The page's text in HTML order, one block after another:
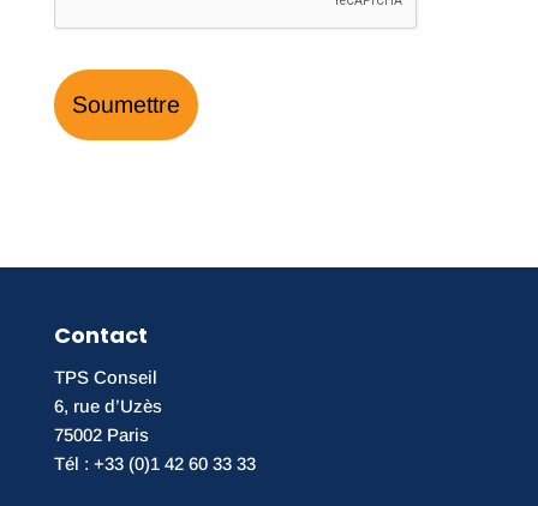
Contact
TPS Conseil
6, rue d’Uzès
75002 Paris
Tél : +33 (0)1 42 60 33 33